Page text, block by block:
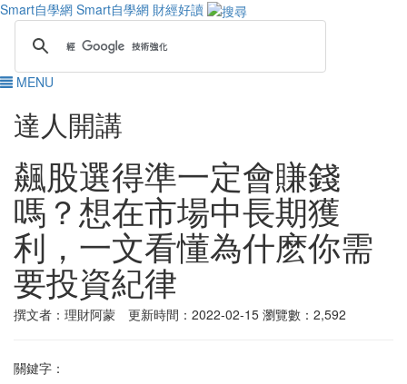
Smart自學網 Smart自學網 財經好讀
MENU
達人開講
飆股選得準一定會賺錢
嗎？想在市場中長期獲
利，一文看懂為什麽你需
要投資紀律
撰文者：理財阿蒙 更新時間：2022-02-15 瀏覽數：2,592
關鍵字：